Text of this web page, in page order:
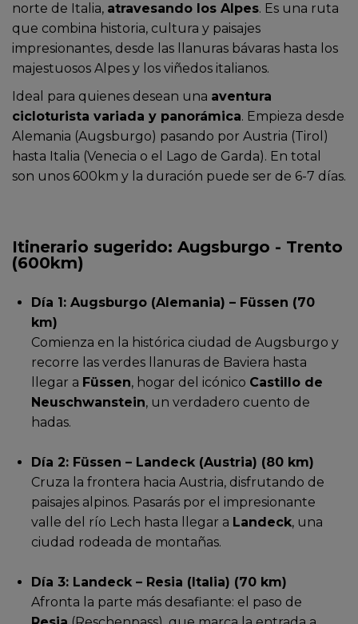
norte de Italia, atravesando los Alpes. Es una ruta
que combina historia, cultura y paisajes
impresionantes, desde las llanuras bávaras hasta los
majestuosos Alpes y los viñedos italianos.
Ideal para quienes desean una aventura
cicloturista variada y panorámica. Empieza desde
Alemania (Augsburgo) pasando por Austria (Tirol)
hasta Italia (Venecia o el Lago de Garda). En total
son unos 600km y la duración puede ser de 6-7 días.
Itinerario sugerido: Augsburgo - Trento
(600km)
Día 1: Augsburgo (Alemania) – Füssen (70
km)
Comienza en la histórica ciudad de Augsburgo y
recorre las verdes llanuras de Baviera hasta
llegar a Füssen, hogar del icónico Castillo de
Neuschwanstein, un verdadero cuento de
hadas.
Día 2: Füssen – Landeck (Austria) (80 km)
Cruza la frontera hacia Austria, disfrutando de
paisajes alpinos. Pasarás por el impresionante
valle del río Lech hasta llegar a Landeck, una
ciudad rodeada de montañas.
Día 3: Landeck – Resia (Italia) (70 km)
Afronta la parte más desafiante: el paso de